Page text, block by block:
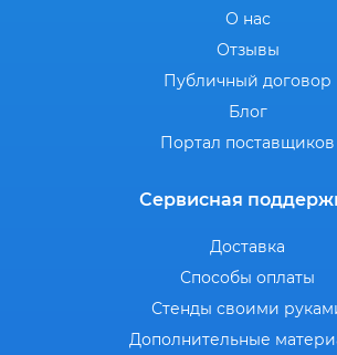
О нас
Отзывы
Публичный договор
Блог
Портал поставщиков
Сервисная
Доставка
Способы оплаты
Стенды своими
Дополнительные